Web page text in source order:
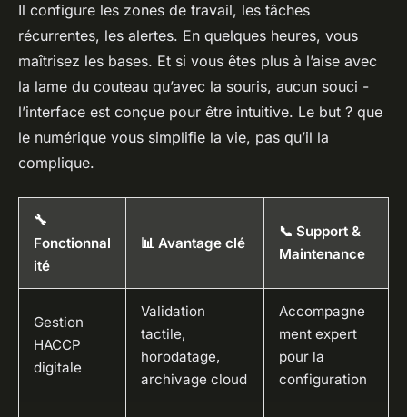
Il configure les zones de travail, les tâches
récurrentes, les alertes. En quelques heures, vous
maîtrisez les bases. Et si vous êtes plus à l’aise avec
la lame du couteau qu’avec la souris, aucun souci -
l’interface est conçue pour être intuitive. Le but ? que
le numérique vous simplifie la vie, pas qu’il la
complique.
🔧
Fonctionnal
ité
📊 Avantage clé
📞 Support &
Maintenance
Gestion
HACCP
digitale
Validation
tactile,
horodatage,
archivage cloud
Accompagne
ment expert
pour la
configuration